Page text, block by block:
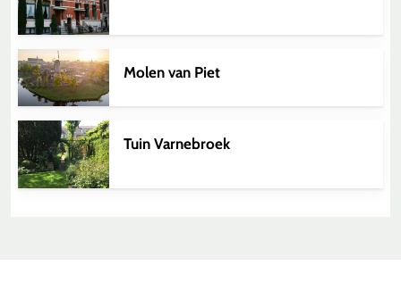
Molen van Piet
Tuin Varnebroek